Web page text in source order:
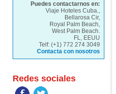
Puedes contactarnos en:
Viaje Hoteles Cuba.,
Bellarosa Cir,
Royal Palm Beach,
West Palm Beach.
FL, EEUU
Telf: (+1) 772 274 3049
Contacta con nosotros
Redes sociales